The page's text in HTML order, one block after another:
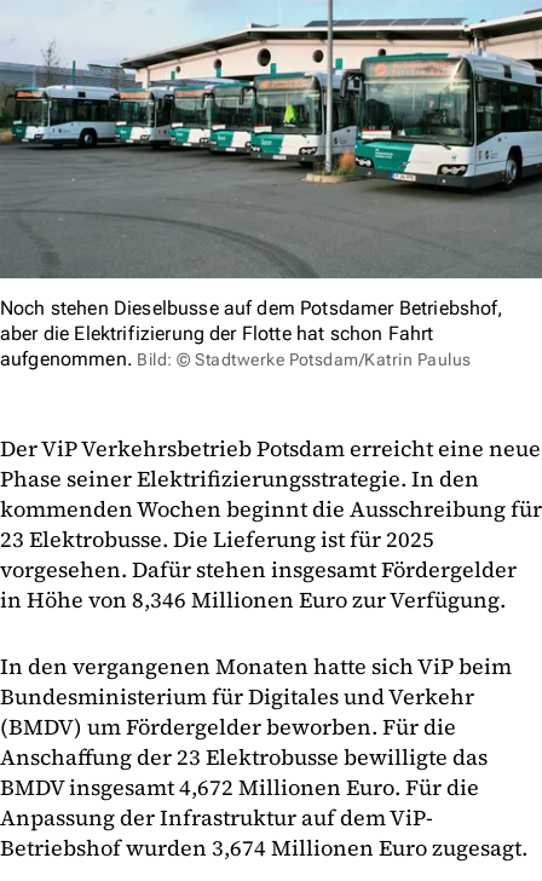
Noch stehen Dieselbusse auf dem Potsdamer Betriebshof,
aber die Elektrifizierung der Flotte hat schon Fahrt
aufgenommen. Bild: © Stadtwerke Potsdam/Katrin Paulus
Der ViP Verkehrsbetrieb Potsdam erreicht eine neue
Phase seiner Elektrifizierungsstrategie. In den
kommenden Wochen beginnt die Ausschreibung für
23 Elektrobusse. Die Lieferung ist für 2025
vorgesehen. Dafür stehen insgesamt Fördergelder
in Höhe von 8,346 Millionen Euro zur Verfügung.
In den vergangenen Monaten hatte sich ViP beim
Bundesministerium für Digitales und Verkehr
(BMDV) um Fördergelder beworben. Für die
Anschaffung der 23 Elektrobusse bewilligte das
BMDV insgesamt 4,672 Millionen Euro. Für die
Anpassung der Infrastruktur auf dem ViP-
Betriebshof wurden 3,674 Millionen Euro zugesagt.